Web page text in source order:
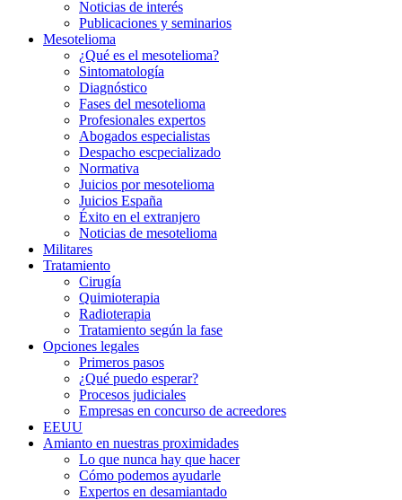
Noticias de interés
Publicaciones y seminarios
Mesotelioma
¿Qué es el mesotelioma?
Sintomatología
Diagnóstico
Fases del mesotelioma
Profesionales expertos
Abogados especialistas
Despacho escpecializado
Normativa
Juicios por mesotelioma
Juicios España
Éxito en el extranjero
Noticias de mesotelioma
Militares
Tratamiento
Cirugía
Quimioterapia
Radioterapia
Tratamiento según la fase
Opciones legales
Primeros pasos
¿Qué puedo esperar?
Procesos judiciales
Empresas en concurso de acreedores
EEUU
Amianto en nuestras proximidades
Lo que nunca hay que hacer
Cómo podemos ayudarle
Expertos en desamiantado